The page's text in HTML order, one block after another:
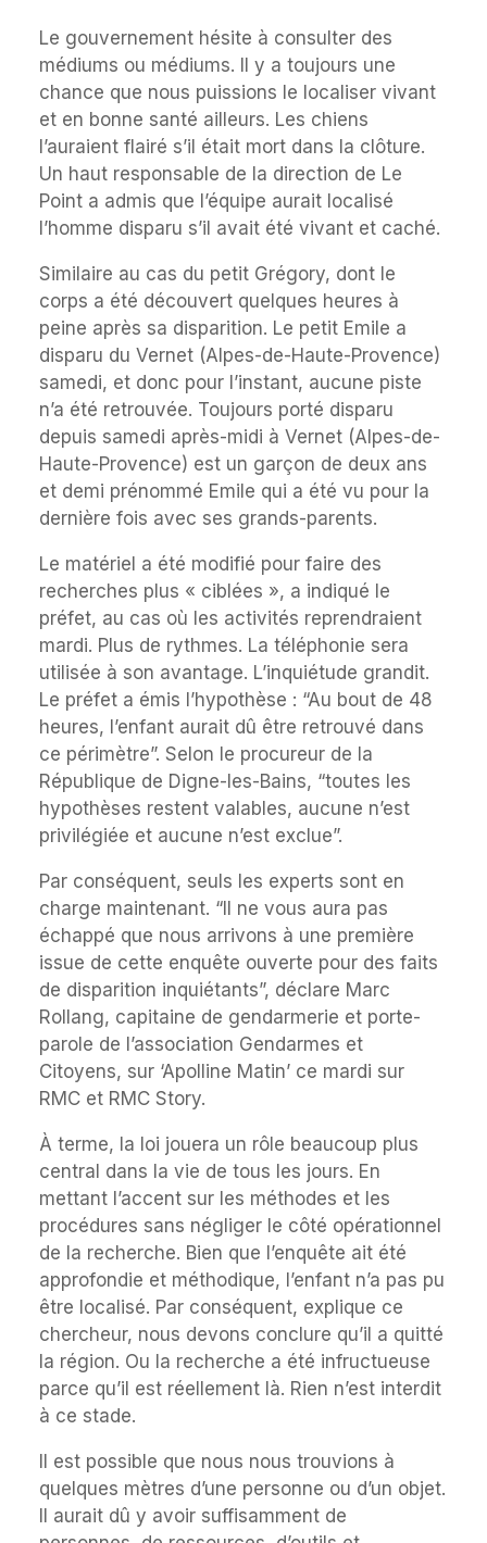
Le gouvernement hésite à consulter des
médiums ou médiums. Il y a toujours une
chance que nous puissions le localiser vivant
et en bonne santé ailleurs. Les chiens
l’auraient flairé s’il était mort dans la clôture.
Un haut responsable de la direction de Le
Point a admis que l’équipe aurait localisé
l’homme disparu s’il avait été vivant et caché.
Similaire au cas du petit Grégory, dont le
corps a été découvert quelques heures à
peine après sa disparition. Le petit Emile a
disparu du Vernet (Alpes-de-Haute-Provence)
samedi, et donc pour l’instant, aucune piste
n’a été retrouvée. Toujours porté disparu
depuis samedi après-midi à Vernet (Alpes-de-
Haute-Provence) est un garçon de deux ans
et demi prénommé Emile qui a été vu pour la
dernière fois avec ses grands-parents.
Le matériel a été modifié pour faire des
recherches plus « ciblées », a indiqué le
préfet, au cas où les activités reprendraient
mardi. Plus de rythmes. La téléphonie sera
utilisée à son avantage. L’inquiétude grandit.
Le préfet a émis l’hypothèse : “Au bout de 48
heures, l’enfant aurait dû être retrouvé dans
ce périmètre”. Selon le procureur de la
République de Digne-les-Bains, “toutes les
hypothèses restent valables, aucune n’est
privilégiée et aucune n’est exclue”.
Par conséquent, seuls les experts sont en
charge maintenant. “Il ne vous aura pas
échappé que nous arrivons à une première
issue de cette enquête ouverte pour des faits
de disparition inquiétants”, déclare Marc
Rollang, capitaine de gendarmerie et porte-
parole de l’association Gendarmes et
Citoyens, sur ‘Apolline Matin’ ce mardi sur
RMC et RMC Story.
À terme, la loi jouera un rôle beaucoup plus
central dans la vie de tous les jours. En
mettant l’accent sur les méthodes et les
procédures sans négliger le côté opérationnel
de la recherche. Bien que l’enquête ait été
approfondie et méthodique, l’enfant n’a pas pu
être localisé. Par conséquent, explique ce
chercheur, nous devons conclure qu’il a quitté
la région. Ou la recherche a été infructueuse
parce qu’il est réellement là. Rien n’est interdit
à ce stade.
Il est possible que nous nous trouvions à
quelques mètres d’une personne ou d’un objet.
Il aurait dû y avoir suffisamment de